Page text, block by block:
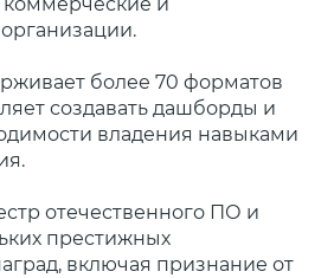
более 70 форматов
создавать дашборды и
владения навыками
отечественного ПО и
престижных
включая признание от